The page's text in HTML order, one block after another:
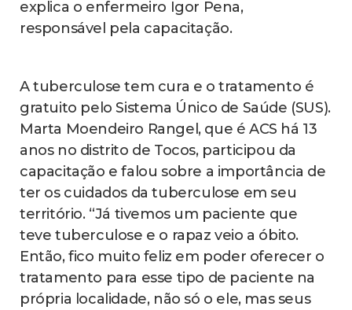
explica o enfermeiro Igor Pena,
responsável pela capacitação.
A tuberculose tem cura e o tratamento é
gratuito pelo Sistema Único de Saúde (SUS).
Marta Moendeiro Rangel, que é ACS há 13
anos no distrito de Tocos, participou da
capacitação e falou sobre a importância de
ter os cuidados da tuberculose em seu
território. “Já tivemos um paciente que
teve tuberculose e o rapaz veio a óbito.
Então, fico muito feliz em poder oferecer o
tratamento para esse tipo de paciente na
própria localidade, não só o ele, mas seus